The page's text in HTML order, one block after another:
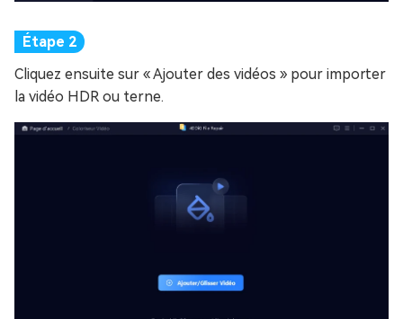
Cliquez ensuite sur « Ajouter des vidéos » pour importer
la vidéo HDR ou terne.